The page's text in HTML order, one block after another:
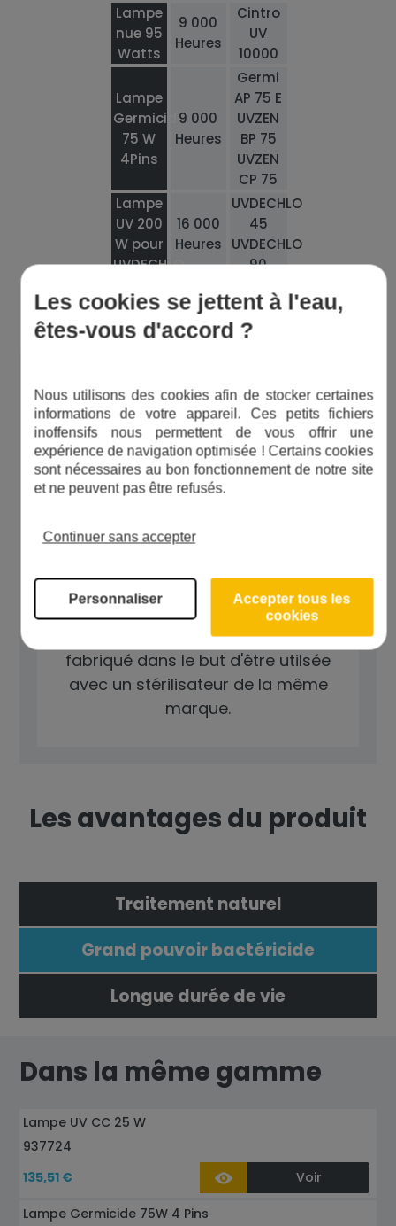
Lampe
nue 95
Watts
9 000
Heures
Cintro
UV
10000
Lampe
Germicide
75 W
4Pins
9 000
Heures
Germi
AP 75 E
UVZEN
BP 75
UVZEN
CP 75
Lampe
UV 200
W pour
UVDECHLO
16 000
Heures
UVDECHLO
45
UVDECHLO
90
Bon à savoir
Débranchez électriquement votre
la lampe UV pour éviter tout
Ne jamais exposer ses yeux à une
lampe UV allumée.
Cette lampe est un modèle
fabriqué dans le but d'être utilsée
avec un stérilisateur de la même
marque.
Les avantages du produit
Traitement naturel
Grand pouvoir bactéricide
Longue durée de vie
Dans la même gamme
Lampe UV CC 25 W
937724
135,51 €
Voir
Lampe Germicide 75W 4 Pins
Les cookies se jettent à l'eau,
êtes-vous d'accord ?
Nous utilisons des cookies afin de stocker certaines
informations de votre appareil. Ces petits fichiers
inoffensifs nous permettent de vous offrir une
expérience de navigation optimisée ! Certains cookies
sont nécessaires au bon fonctionnement de notre site
et ne peuvent pas être refusés.
Continuer sans accepter
Personnaliser
Accepter tous les
cookies